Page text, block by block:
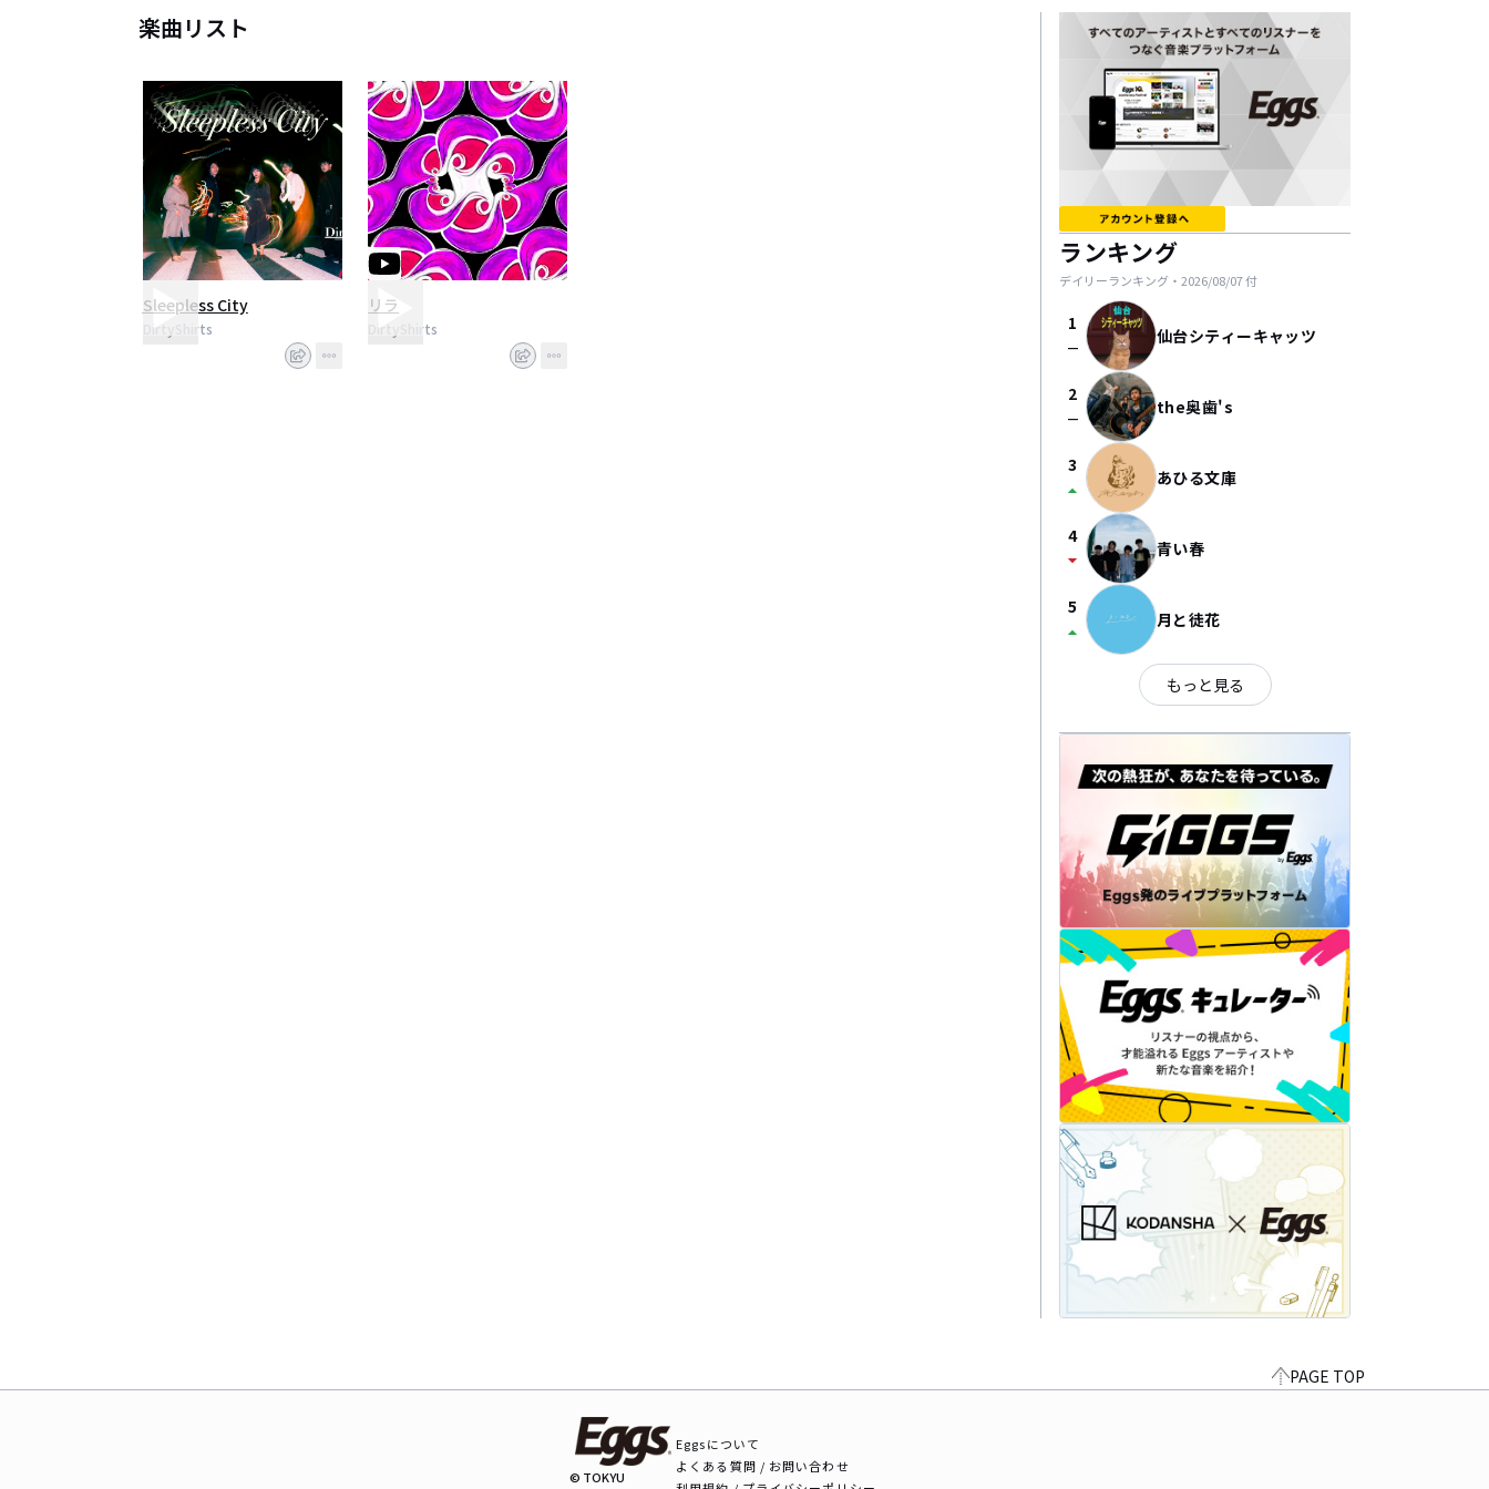
楽曲リスト
Sleepless City
DirtyShirts
リラ
DirtyShirts
ランキング
デイリーランキング・ 2026/08/07付
1
check_indeterminate_small 仙台シティーキャッツ
2
check_indeterminate_small the奥歯's
3
arrow_drop_up あひる文庫
4
arrow_drop_down 青い春
5
arrow_drop_up 月と徒花
もっと見る
PAGE TOP
© TOKYU
Eggsについて
よくある質問 / お問い合わせ